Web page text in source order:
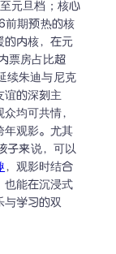
元旦档；核心
前期预热的核
的内核，在元
票房占比超
续朱迪与尼克
谊的深刻主
均可共情，
年观影。尤其
子来说，可以
，观影时结合
也能在沉浸式
与学习的双